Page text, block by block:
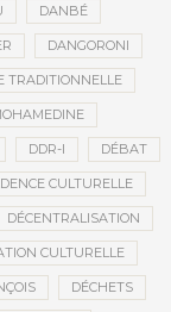
DANBÉ
DANGORONI
TRADITIONNELLE
DDR-I DÉBAT
CULTURELLE
DÉCENTRALISATION
CULTURELLE
DÉCHETS